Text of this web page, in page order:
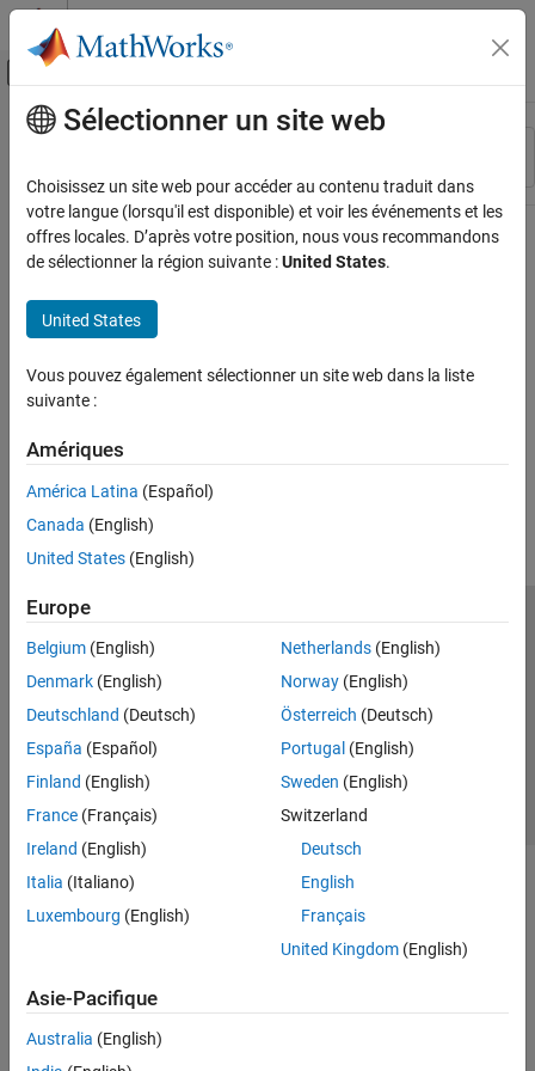
Passer au contenu
Activer/désactiver l'affichage du menu
Ressource
Contenu principal
Sélectionner un site web
Choisissez un site web pour accéder au contenu traduit dans
votre langue (lorsqu'il est disponible) et voir les événements et les
offres locales. D’après votre position, nous vous recommandons
de sélectionner la région suivante :United States.
United States
Vous pouvez également sélectionner un site web dans la liste
suivante :
Amériques
América Latina (Español)
Canada (English)
United States (English)
Europe
Belgium (English)
Denmark (English)
Deutschland (Deutsch)
España (Español)
Finland (English)
France (Français)
Ireland (English)
Italia (Italiano)
Luxembourg (English)
Netherlands(English)
Norway(English)
Österreich (Deutsch)
Portugal (English)
Sweden (English)
Switzerland
Deutsch
English
Français
United Kingdom(English)
Asie-Pacifique
Australia (English)
Lutte anti-piratage
Contacts locaux
© 1994-2026 The MathWorks, Inc.